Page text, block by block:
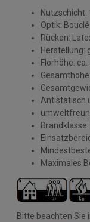
Nutzschicht:
Optik: Bouclé
Rücken:
Herstellung:
Florhöhe:
Antistatisch
Brandklasse:
Maximales
Bitte beachten Sie